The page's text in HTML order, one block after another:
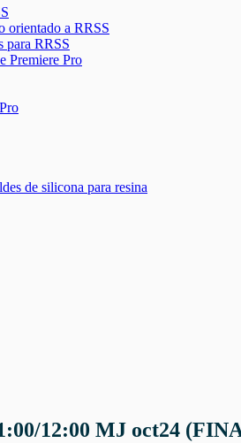
orientado a RRSS
para RRSS
Premiere Pro
de silicona para resina
12:00 MJ oct24